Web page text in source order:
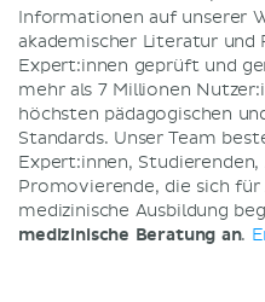
Informationen auf unserer
akademischer Literatur und
Expert:innen geprüft und
mehr als 7 Millionen
höchsten pädagogischen
Standards. Unser Team
Expert:innen,
Promovierende, die sich
medizinische Ausbildung
medizinische Beratung an.